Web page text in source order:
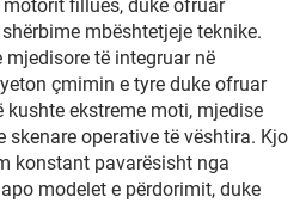
fillues, duke ofruar
mbështetjeje teknike.
të integruar në
çmimin e tyre duke ofruar
kushte ekstreme moti, mjedise
skenare operative të vështira. Kjo
konstant pavarësisht nga
modelet e përdorimit, duke